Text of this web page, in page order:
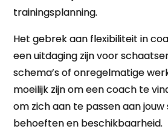
trainingsplanning.
Het gebrek aan flexibiliteit in
een uitdaging zijn voor
schema’s of onregelmatige
moeilijk zijn om een coach te
om zich aan te passen aan
behoeften en beschikbaarheid.